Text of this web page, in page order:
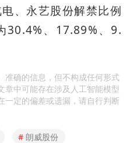
、永艺股份解禁比例
30.4%、17.89%、9.
准确的信息，但不构成任何形式
章中可能存在涉及人工智能模型
一定的偏差或遗漏，请自行判断
# 朗威股份